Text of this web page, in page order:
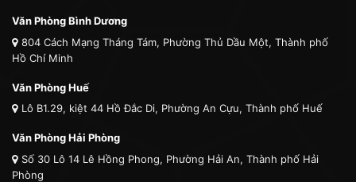
Văn Phòng Bình Dương
804 Cách Mạng Tháng Tám, Phường Thủ Dầu Một, Thành phố
Hồ Chí Minh
Văn Phòng Huế
Lô B1.29, kiệt 44 Hồ Đắc Di, Phường An Cựu, Thành phố Huế
Văn Phòng Hải Phòng
Số 30 Lô 14 Lê Hồng Phong, Phường Hải An, Thành phố Hải
Phòng